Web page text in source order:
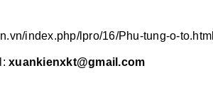
index.php/lpro/16/Phu-tung-o-to.html
xuankienxkt@gmail.com